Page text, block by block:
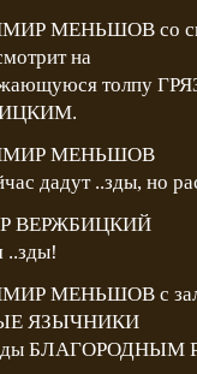
МЕНЬШОВ со
на
толпу
МЕНЬШОВ
дадут ..зды, но
ВЕРЖБИЦКИЙ
..зды!
МЕНЬШОВ с
ЯЗЫЧНИКИ
БЛАГОРОДНЫМ